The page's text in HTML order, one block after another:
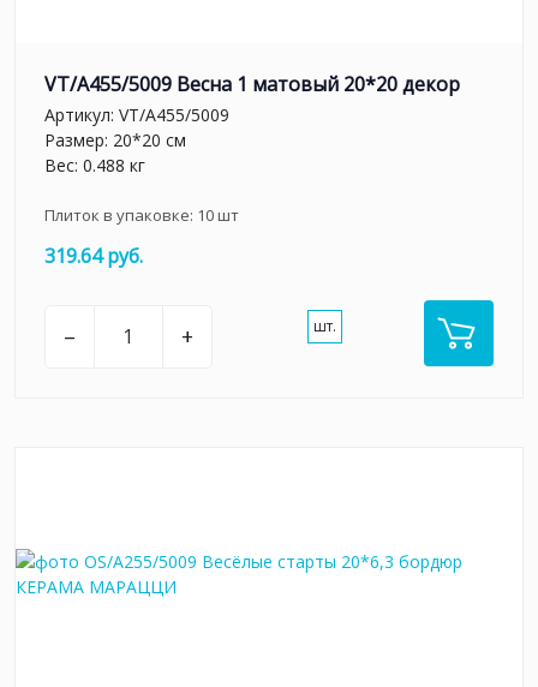
VT/A455/5009 Весна 1 матовый 20*20 декор
Артикул: VT/A455/5009
Размер: 20*20 см
Вес: 0.488 кг
Плиток в упаковке: 10шт
319.64 руб.
– + шт.